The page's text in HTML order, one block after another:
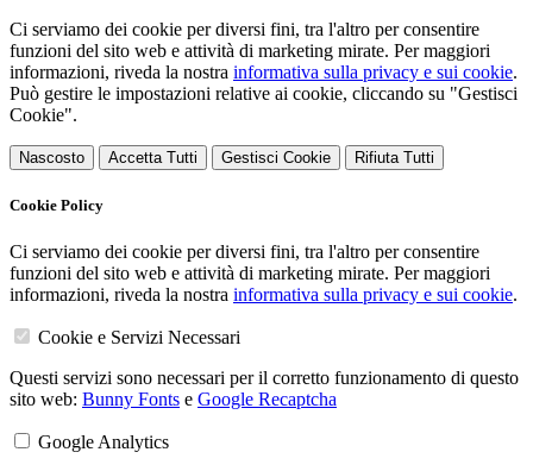
Ci serviamo dei cookie per diversi fini, tra l'altro per consentire
funzioni del sito web e attività di marketing mirate. Per maggiori
informazioni, riveda la nostra informativa sulla privacy e sui cookie.
Può gestire le impostazioni relative ai cookie, cliccando su "Gestisci
Cookie".
Nascosto Accetta Tutti Gestisci Cookie Rifiuta Tutti
Cookie Policy
Ci serviamo dei cookie per diversi fini, tra l'altro per consentire
funzioni del sito web e attività di marketing mirate. Per maggiori
informazioni, riveda la nostra informativa sulla privacy e sui cookie.
Cookie e Servizi Necessari
Questi servizi sono necessari per il corretto funzionamento di questo
sito web: Bunny Fonts e Google Recaptcha
Google Analytics